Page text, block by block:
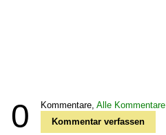
0 Kommentare, Alle Kommentare
Kommentar verfassen